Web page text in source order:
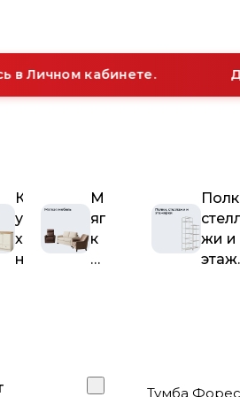
в Личном кабинете.
К
у
х
н
М
яг
к
а
л
жи и
Тумба